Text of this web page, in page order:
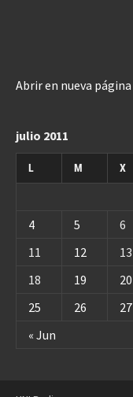
Abrir en nueva página
julio 2011
L M X
« Jun
4
5 6
11
12 13
18
19 20
25
26 27